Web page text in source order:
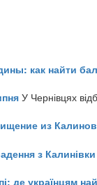
как найти
У Чернівцях
из
з
де українцям